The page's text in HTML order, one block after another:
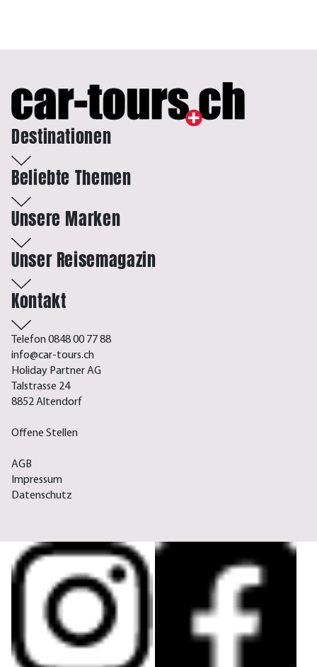
Destinationen
Beliebte Themen
Unsere Marken
Unser Reisemagazin
Kontakt
Telefon 0848 00 77 88
info@car-tours.ch
Holiday Partner AG
Talstrasse 24
8852 Altendorf
Offene Stellen
AGB
Impressum
Datenschutz